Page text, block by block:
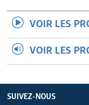
VOIR LES
VOIR LES
SUIVEZ-NOUS